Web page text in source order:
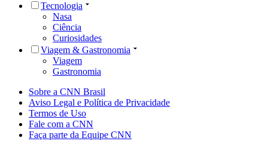
Tecnologia
Nasa
Ciência
Curiosidades
Viagem & Gastronomia
Viagem
Gastronomia
Sobre a CNN Brasil
Aviso Legal e Política de Privacidade
Termos de Uso
Fale com a CNN
Faça parte da Equipe CNN